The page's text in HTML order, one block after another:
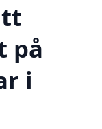
på
i